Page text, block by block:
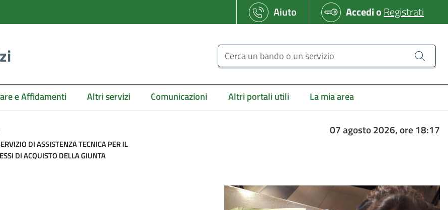
Aiuto AccedioRegistrati
Cerca un bando o un servizio
e Affidamenti Altri servizi Comunicazioni Altri portali utili La mia area
DI ASSISTENZA TECNICA PER IL
DI ACQUISTO DELLA GIUNTA
07 agosto 2026, ore 18:17